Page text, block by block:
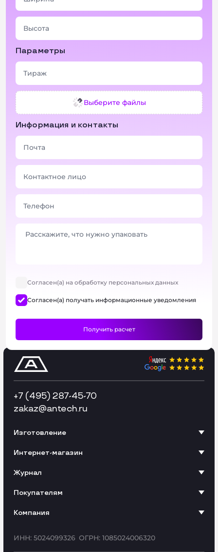
Параметры
Выберите файлы
Информация и контакты
Согласен(а) на обработку персональных данных
Согласен(а) получать информационные уведомления
+7 (495) 287-45-70
zakaz@antech.ru
ИНН: 5024099326 ОГРН: 1085024006320
Изготовление
Интернет-магазин
Журнал
Покупателям
Компания